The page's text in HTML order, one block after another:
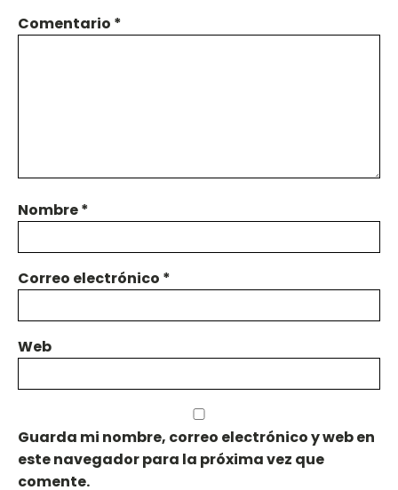
Comentario *
Nombre*
Correo electrónico *
Web
Guarda mi nombre, correo electrónico y web en
este navegador para la próxima vez que
comente.